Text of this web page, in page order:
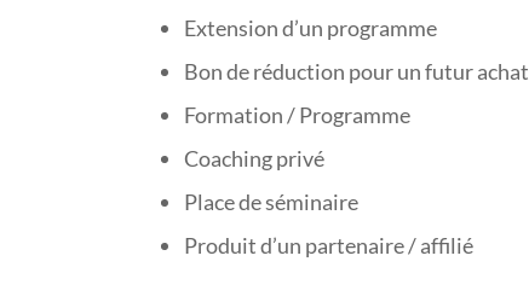
Extension d’un programme
Bon de réduction pour un futur achat
Formation / Programme
Coaching privé
Place de séminaire
Produit d’un partenaire / affilié